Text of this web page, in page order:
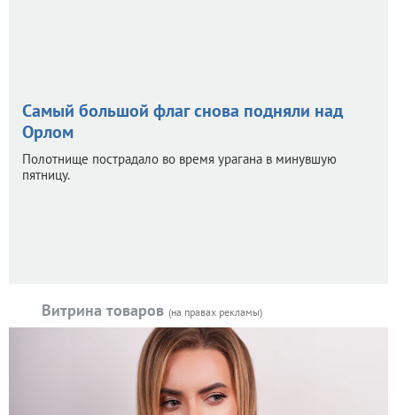
Самый большой флаг снова подняли над
Орлом
Полотнище пострадало во время урагана в минувшую
пятницу.
Витрина товаров (на правах рекламы)